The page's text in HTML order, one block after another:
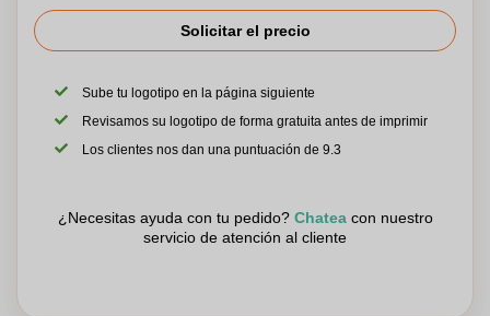
Solicitar el precio
Sube tu logotipo en la página siguiente
Revisamos su logotipo de forma gratuita antes de imprimir
Los clientes nos dan una puntuación de 9.3
¿Necesitas ayuda con tu pedido? Chateacon nuestro
servicio de atención al cliente